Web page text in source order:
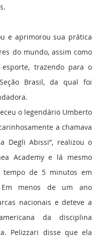
e aprimorou sua prática
do mundo, assim como
trazendo para o
Brasil, da qual foi
o legendário Umberto
a chamava
Degli Abissi”, realizou o
Academy e lá mesmo
tempo de 5 minutos em
Em menos de um ano
nacionais e deteve a
da disciplina
Pelizzari disse que ela